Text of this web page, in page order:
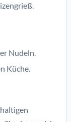
Nudeln.
Küche.